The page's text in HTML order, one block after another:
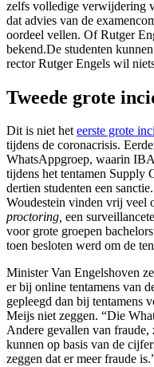
zelfs volledige verwijdering
dat advies van de
oordeel vellen. Of Rutger
bekend.De studenten
rector Rutger Engels wil
Tweede grote
Dit is niet heteerste grote
tijdens de coronacrisis.
WhatsAppgroep, waarin
tijdens het tentamen Supply
dertien studenten een
Woudestein vinden vrij veel
proctoring, een
voor grote groepen
toen besloten werd om de
Minister Van Engelshoven
er bij online tentamens van
gepleegd dan bij tentamens
Meijs niet zeggen. “Die
Andere gevallen van
kunnen op basis van de
zeggen dat er meer fraude